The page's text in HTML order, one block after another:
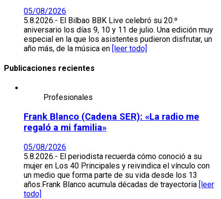
05/08/2026
5.8.2026.- El Bilbao BBK Live celebró su 20.º
aniversario los días 9, 10 y 11 de julio. Una edición muy
especial en la que los asistentes pudieron disfrutar, un
año más, de la música en [leer todo]
Publicaciones recientes
Profesionales
Frank Blanco (Cadena SER): «La radio me
regaló a mi familia»
05/08/2026
5.8.2026.- El periodista recuerda cómo conoció a su
mujer en Los 40 Principales y reivindica el vínculo con
un medio que forma parte de su vida desde los 13
años.Frank Blanco acumula décadas de trayectoria [leer
todo]